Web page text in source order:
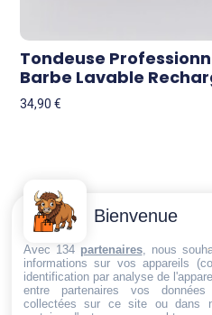
Tondeuse
Barbe Lavable
34,90€
Conditions
générales
de vente
Politique de
cookies
Nous
Email:
Bienvenue
Avec 134 partenaires, nous
informations sur vos appareils
identification par analyse de
entre partenaires vos
collectées sur ce site ou dans